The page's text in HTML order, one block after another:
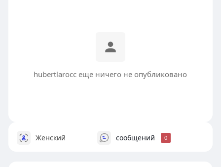
hubertlarocc еще ничего не опубликовано
Женский сообщений 0